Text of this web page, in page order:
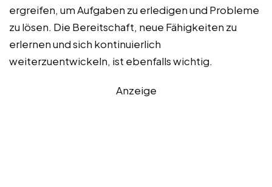
ergreifen, um Aufgaben zu erledigen und Probleme
zu lösen. Die Bereitschaft, neue Fähigkeiten zu
erlernen und sich kontinuierlich
weiterzuentwickeln, ist ebenfalls wichtig.
Anzeige